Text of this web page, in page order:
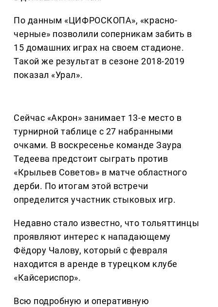
По данным «ЦИФРОСКОПА», «красно-
черные» позволили соперникам забить в
15 домашних играх на своем стадионе.
Такой же результат в сезоне 2018-2019
показал «Урал».
Сейчас «Акрон» занимает 13-е место в
турнирной таблице с 27 набранными
очками. В воскресенье команде Заура
Тедеева предстоит сыграть против
«Крыльев Советов» в матче областного
дерби. По итогам этой встречи
определится участник стыковых игр.
Недавно стало известно, что тольяттинцы
проявляют интерес к нападающему
Фёдору Чалову, который с февраля
находится в аренде в турецком клубе
«Кайсериспор».
Всю подробную и оперативную